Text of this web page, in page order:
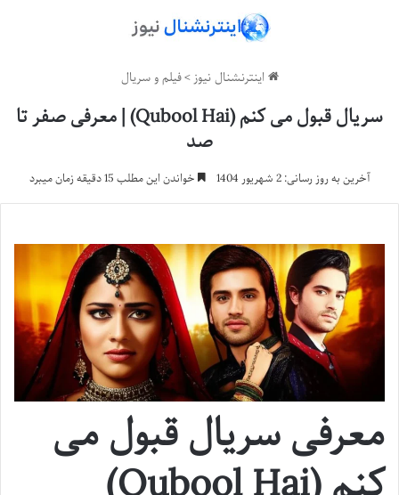
اینترنشنال نیوز>فیلم و سریال
سریال قبول می کنم (Qubool Hai) | معرفی صفر تا
صد
آخرین به روز رسانی: 2 شهریور 1404 خواندن این مطلب 15 دقیقه زمان میبرد
معرفی سریال قبول می